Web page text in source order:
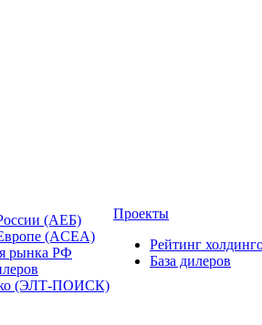
(АЕБ)
(ACEA)
рынка РФ
(ЭЛТ-ПОИСК)
Проекты
Рейтинг
База дилеров